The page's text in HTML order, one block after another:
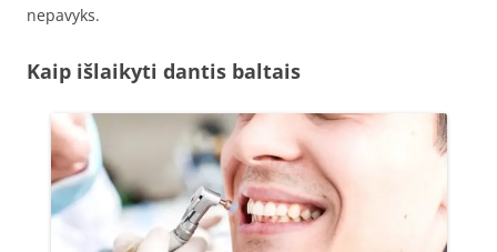
nepavyks.
Kaip išlaikyti dantis baltais